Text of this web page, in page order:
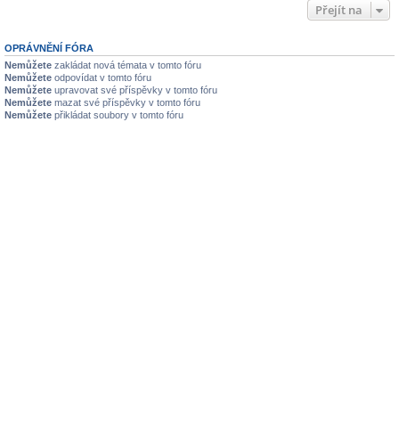
Přejít na
OPRÁVNĚNÍ FÓRA
Nemůžete zakládat nová témata v tomto fóru
Nemůžete odpovídat v tomto fóru
Nemůžete upravovat své příspěvky v tomto fóru
Nemůžete mazat své příspěvky v tomto fóru
Nemůžete přikládat soubory v tomto fóru